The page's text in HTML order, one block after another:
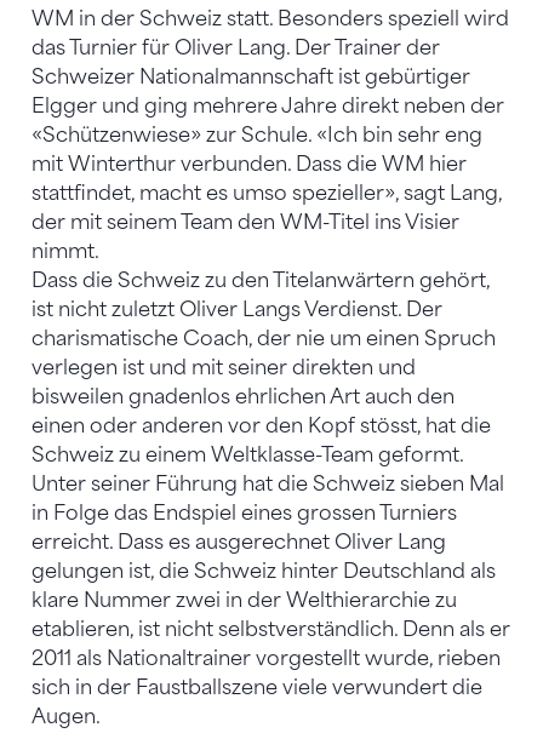
WM in der Schweiz statt. Besonders speziell wird
das Turnier für Oliver Lang. Der Trainer der
Schweizer Nationalmannschaft ist gebürtiger
Elgger und ging mehrere Jahre direkt neben der
«Schützenwiese» zur Schule. «Ich bin sehr eng
mit Winterthur verbunden. Dass die WM hier
stattfindet, macht es umso spezieller», sagt Lang,
der mit seinem Team den WM-Titel ins Visier
nimmt.
Dass die Schweiz zu den Titelanwärtern gehört,
ist nicht zuletzt Oliver Langs Verdienst. Der
charismatische Coach, der nie um einen Spruch
verlegen ist und mit seiner direkten und
bisweilen gnadenlos ehrlichen Art auch den
einen oder anderen vor den Kopf stösst, hat die
Schweiz zu einem Weltklasse-Team geformt.
Unter seiner Führung hat die Schweiz sieben Mal
in Folge das Endspiel eines grossen Turniers
erreicht. Dass es ausgerechnet Oliver Lang
gelungen ist, die Schweiz hinter Deutschland als
klare Nummer zwei in der Welthierarchie zu
etablieren, ist nicht selbstverständlich. Denn als er
2011 als Nationaltrainer vorgestellt wurde, rieben
sich in der Faustballszene viele verwundert die
Augen.